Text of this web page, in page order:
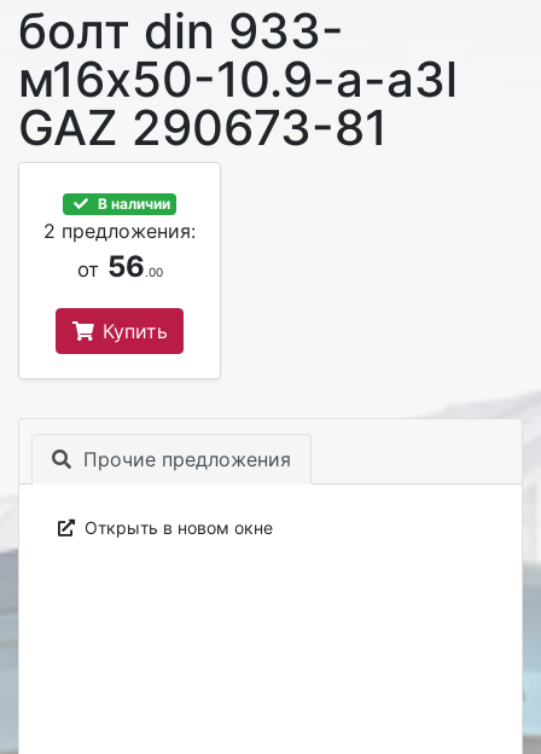
болт din 933-
м16х50-10.9-а-а3l
GAZ 290673-81
В наличии
2 предложения:
от 56.00
Купить
Прочие предложения
Открыть в новом окне